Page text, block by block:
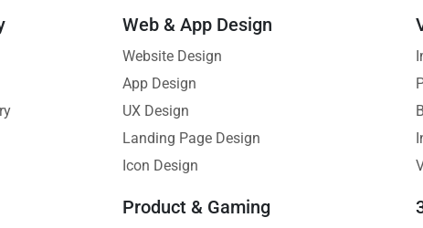
Web & App Design
Website Design
App Design
UX Design
Landing Page Design
Icon Design
Product & Gaming